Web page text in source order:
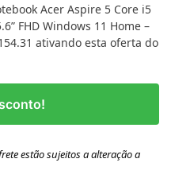
Acer Aspire 5 Core i5
FHD Windows 11 Home –
ativando esta oferta do
estão sujeitos a alteração a